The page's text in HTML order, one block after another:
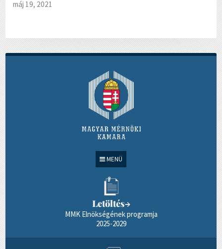
MENÜ
Letöltés→
MMK Elnökségének programja
2025-2029
máj 19, 2021